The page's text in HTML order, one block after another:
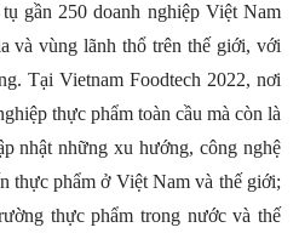
gần 250 doanh nghiệp Việt Nam
và vùng lãnh thổ trên thế giới, với
Tại Vietnam Foodtech 2022, nơi
thực phẩm toàn cầu mà còn là
nhật những xu hướng, công nghệ
thực phẩm ở Việt Nam và thế giới;
thực phẩm trong nước và thế